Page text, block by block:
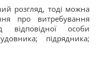
розгляд, тоді можна
про витребування
відповідної особи
підрядника;